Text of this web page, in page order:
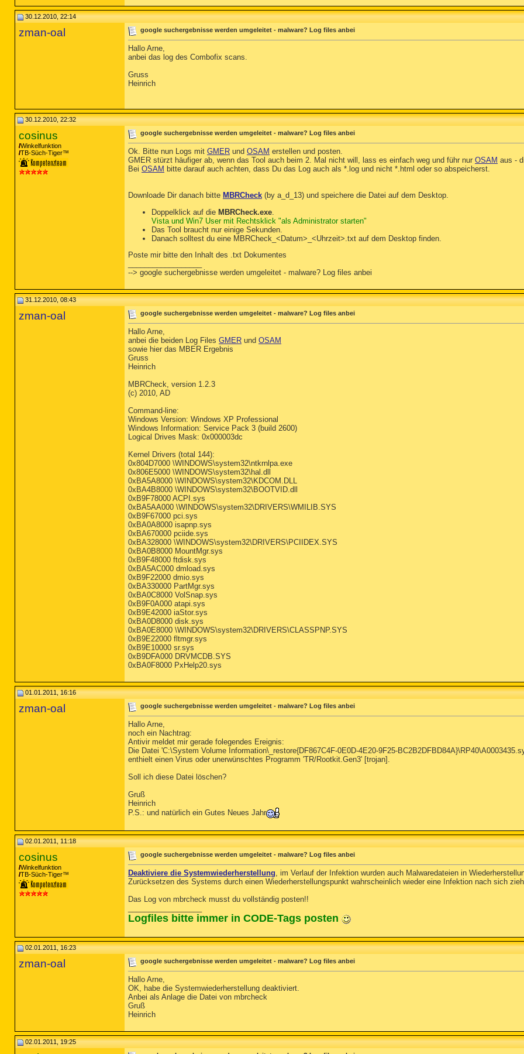
30.12.2010, 22:14
zman-oal google suchergebnisse werden umgeleitet - malware? Log files anbei
Hallo Arne,
anbei das log des Combofix scans.
Gruss
Heinrich
30.12.2010, 22:32
cosinus
Winkelfunktion
TB-Süch-Tiger™
google suchergebnisse werden umgeleitet - malware? Log files anbei
Ok. Bitte nun Logs mit GMER und OSAM erstellen und posten.
GMER stürzt häufiger ab, wenn das Tool auch beim 2. Mal nicht will, lass es einfach weg und führ nur OSAM aus -
Bei OSAM bitte darauf auch achten, dass Du das Log auch als *.log und nicht *.html oder so abspeicherst.
Downloade Dir danach bitte MBRCheck (by a_d_13) und speichere die Datei auf dem Desktop.
Doppelklick auf die MBRCheck.exe
Vista und Win7 User mit Rechtsklick "als Administrator starten"
Das Tool braucht nur einige Sekunden.
Danach solltest du eine MBRCheck_<Datum>_<Uhrzeit>.txt auf dem Desktop finden.
Poste mir bitte den Inhalt des .txt Dokumentes
--> google suchergebnisse werden umgeleitet - malware? Log files anbei
31.12.2010, 08:43
zman-oal google suchergebnisse werden umgeleitet - malware? Log files anbei
Hallo Arne,
anbei die beiden Log Files GMER und OSAM
sowie hier das MBER Ergebnis
Gruss
Heinrich
MBRCheck, version 1.2.3
(c) 2010, AD
Command-line:
Windows Version: Windows XP Professional
Windows Information: Service Pack 3 (build 2600)
Logical Drives Mask: 0x000003dc
Kernel Drivers (total 144):
0x804D7000 \WINDOWS\system32\ntkrnlpa.exe
0x806E5000 \WINDOWS\system32\hal.dll
0xBA5A8000 \WINDOWS\system32\KDCOM.DLL
0xBA4B8000 \WINDOWS\system32\BOOTVID.dll
0xB9F78000 ACPI.sys
0xBA5AA000 \WINDOWS\system32\DRIVERS\WMILIB.SYS
0xB9F67000 pci.sys
0xBA0A8000 isapnp.sys
0xBA670000 pciide.sys
0xBA328000 \WINDOWS\system32\DRIVERS\PCIIDEX.SYS
0xBA0B8000 MountMgr.sys
0xB9F48000 ftdisk.sys
0xBA5AC000 dmload.sys
0xB9F22000 dmio.sys
0xBA330000 PartMgr.sys
0xBA0C8000 VolSnap.sys
0xB9F0A000 atapi.sys
0xB9E42000 iaStor.sys
0xBA0D8000 disk.sys
0xBA0E8000 \WINDOWS\system32\DRIVERS\CLASSPNP.SYS
0xB9E22000 fltmgr.sys
0xB9E10000 sr.sys
0xB9DFA000 DRVMCDB.SYS
0xBA0F8000 PxHelp20.sys
01.01.2011, 16:16
zman-oal google suchergebnisse werden umgeleitet - malware? Log files anbei
Hallo Arne,
noch ein Nachtrag:
Antivir meldet mir gerade folegendes Ereignis:
Die Datei 'C:\System Volume Information\_restore{DF867C4F-0E0D-4E20-9F25-
enthielt einen Virus oder unerwünschtes Programm 'TR/Rootkit.Gen3' [trojan].
Soll ich diese Datei löschen?
Gruß
Heinrich
P.S.: und natürlich ein Gutes Neues Jahr
02.01.2011, 11:18
cosinus
Winkelfunktion
TB-Süch-Tiger™
google suchergebnisse werden umgeleitet - malware? Log files anbei
Deaktiviere die Systemwiederherstellung, im Verlauf der Infektion wurden auch Malwaredateien in
Zurücksetzen des Systems durch einen Wiederherstellungspunkt wahrscheinlich wieder eine Infektion nach sich
Das Log von mbrcheck musst du vollständig posten!!
Logfiles bitte immer in CODE-Tags posten
02.01.2011, 16:23
zman-oal google suchergebnisse werden umgeleitet - malware? Log files anbei
Hallo Arne,
OK, habe die Systemwiederherstellung deaktiviert.
Anbei als Anlage die Datei von mbrcheck
Gruß
Heinrich
02.01.2011, 19:25